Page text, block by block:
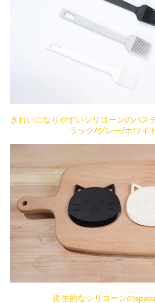
きれいになりやすいシリコーンのバス
ラック/グレー/ホワイ
衛生的なシリコーンの